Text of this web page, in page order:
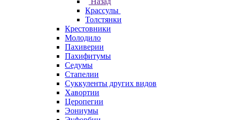
Крассулы
Толстянки
Крестовники
Молодило
Пахиверии
Пахифитумы
Седумы
Стапелии
Суккуленты других видов
Хавортии
Церопегии
Эониумы